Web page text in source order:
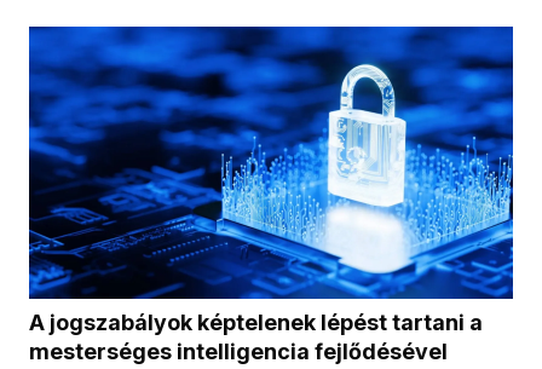
A jogszabályok képtelenek lépést tartani a
mesterséges intelligencia fejlődésével